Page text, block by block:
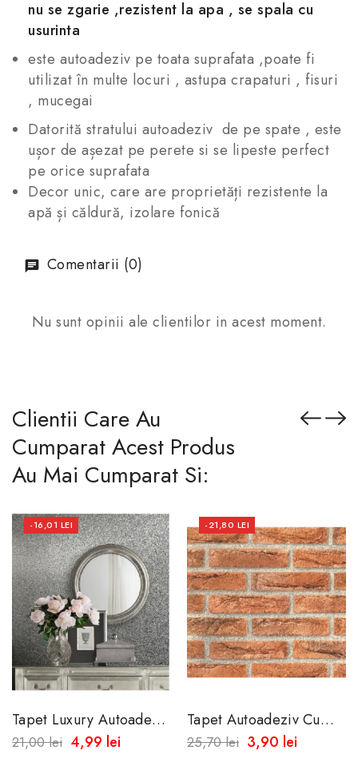
nu se zgarie ,rezistent la apa , se spala cu
usurinta
este autoadeziv pe toata suprafata ,poate fi
utilizat în multe locuri , astupa crapaturi , fisuri
, mucegai
Datorită stratului autoadeziv de pe spate , este
ușor de așezat pe perete si se lipeste perfect
pe orice suprafata
Decor unic, care are proprietăți rezistente la
apă și căldură, izolare fonică
Comentarii (0)
Nu sunt opinii ale clientilor in acest moment.
Clientii Care Au
Cumparat Acest Produs
Au Mai Cumparat Si:
-16,01 LEI
Tapet Luxury Autoadeziv
Argintiu 60x50cm -
Textura Metalica
21,00 lei 4,99 lei
-21,80 LEI
Tapet Autoadeziv Cu
Aspect De Caramida
50x45 Cm -Rezistent La
25,70 lei 3,90 lei